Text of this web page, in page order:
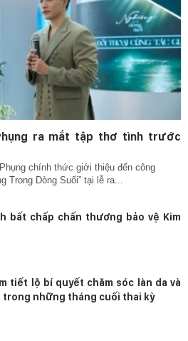
ra mắt tập thơ tình trước
chính thức giới thiệu đến công
Trong Dòng Suối” tại lễ ra...
bất chấp chấn thương bảo vệ Kim
tiết lộ bí quyết chăm sóc làn da và
trong những tháng cuối thai kỳ